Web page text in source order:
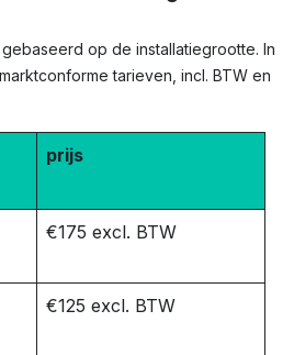
op de installatiegrootte. In
tarieven, incl. BTW en
prijs
€175 excl. BTW
€125 excl. BTW